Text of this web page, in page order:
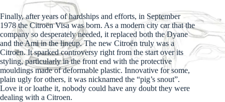
Finally, after years of hardships and efforts, in September
1978 the Citroën Visa was born. As a modern city car that the
company so desperately needed, it replaced both the Dyane
and the Ami in the lineup. The new Citroën truly was a
Citroën. It sparked controversy right from the start over its
styling, particularly in the front end with the protective
mouldings made of deformable plastic. Innovative for some,
plain ugly for others, it was nicknamed the “pig’s snout”.
Love it or loathe it, nobody could have any doubt they were
dealing with a Citroen.